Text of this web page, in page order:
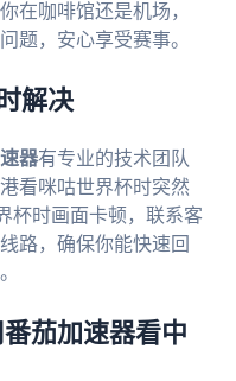
在咖啡馆还是机场，
题，安心享受赛事。
解决
器有专业的技术团队
看咪咕世界杯时突然
杯时画面卡顿，联系客
路，确保你能快速回
茄加速器看中